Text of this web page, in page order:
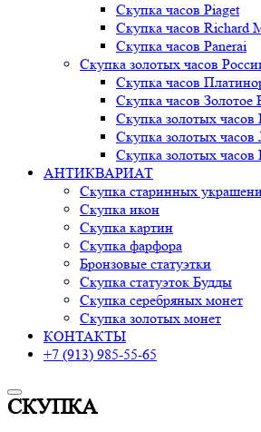
Скупка часов Piaget
Скупка часов Richard
Скупка часов Panerai
Скупка золотых часов
Скупка часов
Скупка часов Золотое
Скупка золотых часов
Скупка золотых часов
Скупка золотых часов
АНТИКВАРИАТ
Скупка старинных
Скупка икон
Скупка картин
Скупка фарфора
Бронзовые статуэтки
Скупка статуэток Будды
Скупка серебряных монет
Скупка золотых монет
КОНТАКТЫ
+7 (913) 985-55-65
СКУПКА